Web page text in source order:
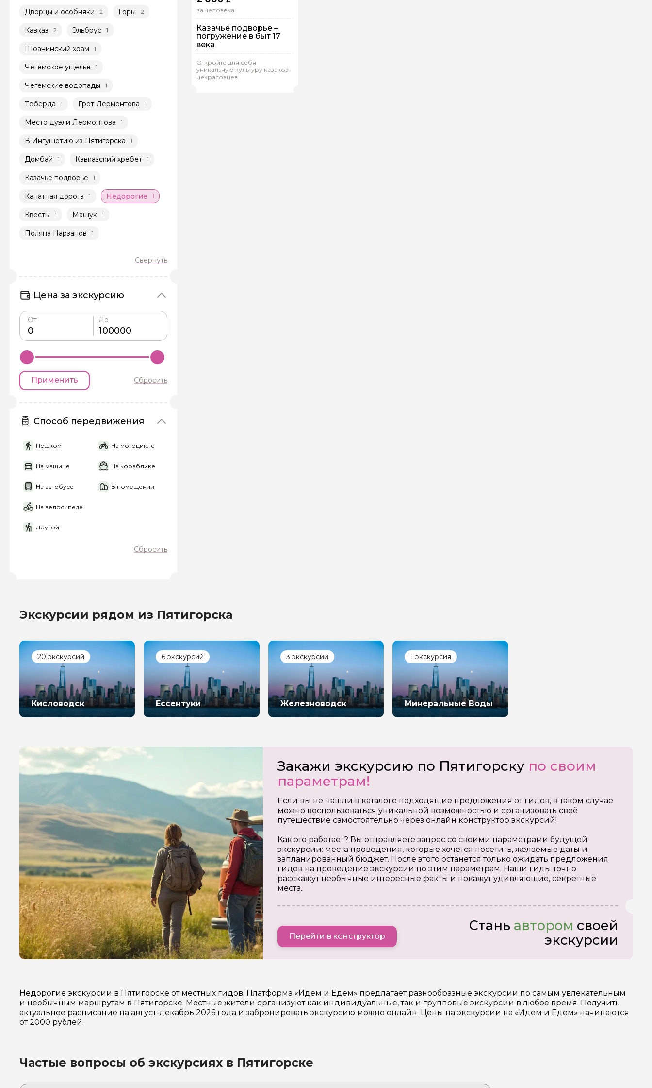
Дворцы и особняки 2 Горы 2
Кавказ 2 Эльбрус 1
Шоанинский храм 1
Чегемское ущелье 1
Чегемские водопады 1
Теберда 1 Грот Лермонтова 1
Место дуэли Лермонтова 1
В Ингушетию из Пятигорска 1
Домбай 1 Кавказский хребет 1
Казачье подворье 1
Канатная дорога 1 Недорогие 1
Квесты 1 Машук 1
Поляна Нарзанов 1
Цена за экскурсию
От До
Применить Сбросить
Способ передвижения
Пешком На мотоцикле
На машине На кораблике
На автобусе В помещении
На велосипеде
Другой
Сбросить
за человека
Казачье подворье –
погружение в быт 17
века
Откройте для себя
уникальную культуру казаков-
некрасовцев
Наталья.Д 589
Индивидуальная
Пешком
Экскурсии рядом из Пятигорска
20 экскурсий
Кисловодск
6 экскурсий
Ессентуки
3 экскурсии
Железноводск
1 экскурсия
Минеральные Воды
Закажи экскурсию по Пятигорску по своим
параметрам!
Если вы не нашли в каталоге подходящие предложения от гидов, в таком случае
можно воспользоваться уникальной возможностью и организовать своё
путешествие самостоятельно через онлайн конструктор экскурсий!
Как это работает? Вы отправляете запрос со своими параметрами будущей
экскурсии: места проведения, которые хочется посетить, желаемые даты и
запланированный бюджет. После этого останется только ожидать предложения
гидов на проведение экскурсии по этим параметрам. Наши гиды точно
расскажут необычные интересные факты и покажут удивляющие, секретные
места.
Перейти в конструктор
Стань автором своей
экскурсии
Недорогие экскурсии в Пятигорске от местных гидов. Платформа «Идем и Едем» предлагает разнообразные экскурсии по самым увлекательным
и необычным маршрутам в Пятигорске. Местные жители организуют как индивидуальные, так и групповые экскурсии в любое время. Получить
актуальное расписание на август-декабрь 2026 года и забронировать экскурсию можно онлайн. Цены на экскурсии на «Идем и Едем» начинаются
от 2000 рублей.
Частые вопросы об экскурсиях в Пятигорске
Задайте свой вопрос гиду
Как вас зовут
Вопросы и комментарии
Я даю своё согласие на обработку
Отправить